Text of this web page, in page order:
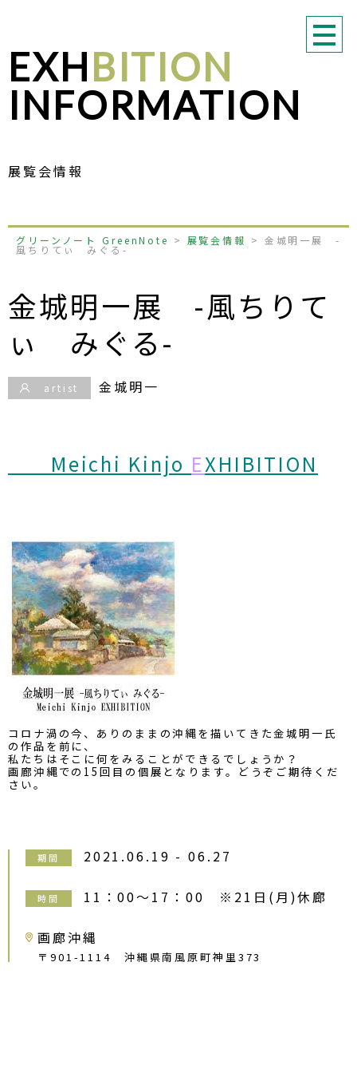
EXHBITION
INFORMATION
展覧会情報
グリーンノート GreenNote > 展覧会情報 > 金城明一展 -
風ちりてぃ みぐる-
金城明一展 -風ちりて
ぃ みぐる-
artist 金城明一
Meichi Kinjo EXHIBITION
コロナ渦の今、ありのままの沖縄を描いてきた金城明一氏
の作品を前に、
私たちはそこに何をみることができるでしょうか？
画廊沖縄での15回目の個展となります。どうぞご期待くだ
さい。
期間 2021.06.19 - 06.27
時間 11：00～17：00 ※21日(月)休廊
画廊沖縄
〒901-1114 沖縄県南風原町神里373